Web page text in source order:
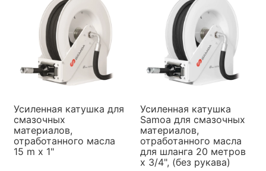
Усиленная катушка для
смазочных
материалов,
отработанного масла
15 m x 1"
Усиленная катушка
Samoa для смазочных
материалов,
отработанного масла
для шланга 20 метров
x 3/4", (без рукава)